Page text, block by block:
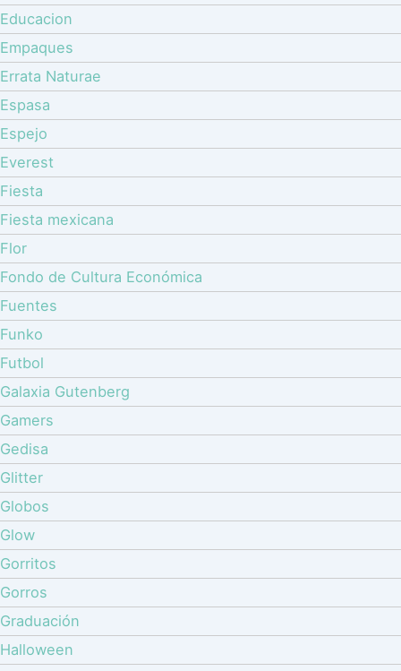
Educacion
Empaques
Errata Naturae
Espasa
Espejo
Everest
Fiesta
Fiesta mexicana
Flor
Fondo de Cultura Económica
Fuentes
Funko
Futbol
Galaxia Gutenberg
Gamers
Gedisa
Glitter
Globos
Glow
Gorritos
Gorros
Graduación
Halloween